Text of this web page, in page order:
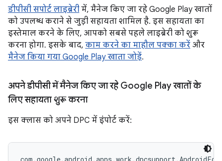
डीपीसी सपोर्ट लाइब्रेरी में, मैनेज किए जा रहे Google Play खातों
को उपलब्ध कराने से जुड़ी सहायता शामिल है. इस सहायता का
इस्तेमाल करने के लिए, आपको सबसे पहले लाइब्रेरी को शुरू
करना होगा. इसके बाद, काम करने का माहौल पक्का करें और
मैनेज किया गया Google Play खाता जोड़ें.
अपने डीपीसी में मैनेज किए जा रहे Google Play खातों के
लिए सहायता शुरू करना
इस क्लास को अपने DPC में इंपोर्ट करें: